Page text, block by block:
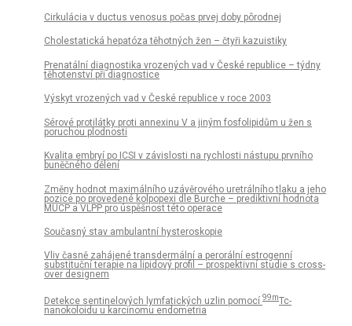
Cirkulácia v ductus venosus počas prvej doby pôrodnej
Cholestatická hepatóza těhotných žen – čtyři kazuistiky
Prenatální diagnostika vrozených vad v České republice – týdny
těhotenství při diagnostice
Výskyt vrozených vad v České republice v roce 2003
Sérové protilátky proti annexinu V a jiným fosfolipidům u žen s
poruchou plodnosti
Kvalita embryí po ICSI v závislosti na rychlosti nástupu prvního
buněčného dělení
Změny hodnot maximálního uzávěrového uretrálního tlaku a jeho
pozice po provedené kolpopexi dle Burche – prediktivní hodnota
MUCP a VLPP pro úspěšnost této operace
Současný stav ambulantní hysteroskopie
Vliv časně zahájené transdermální a perorální estrogenní
substituční terapie na lipidový profil – prospektivní studie s cross-
over designem
Detekce sentinelových lymfatických uzlin pomocí 99mTc-
nanokoloidu u karcinomu endometria